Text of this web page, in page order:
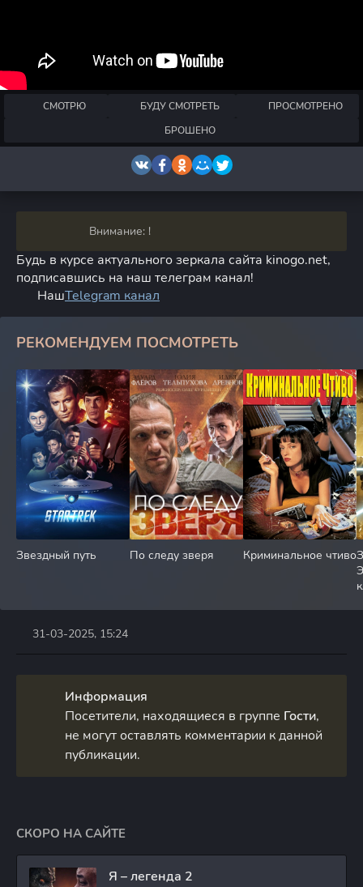
СМОТРЮ БУДУ СМОТРЕТЬ
ПРОСМОТРЕНО
БРОШЕНО
Внимание: !
Будь в курсе актуального зеркала сайта kinogo.net,
подписавшись на наш телеграм канал!
НашTelegram канал
РЕКОМЕНДУЕМ ПОСМОТРЕТЬ
Звездный путь По следу зверя Криминальное чтиво
31-03-2025, 15:24
Информация
Посетители, находящиеся в группе Гости,
не могут оставлять комментарии к данной
публикации.
СКОРО НА САЙТЕ
Я – легенда 2